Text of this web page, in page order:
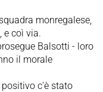
monregalese,
e coì via.
Balsotti - loro
il morale
c'è stato